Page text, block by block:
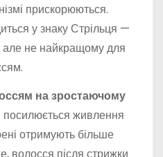
прискорюються.
у знаку Стрільця —
але не найкращому для
на зростаючому
посилюється живлення
отримують більше
волосся після стрижки